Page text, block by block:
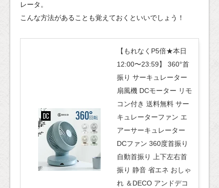
レータ。
こんな方法があることも覚えておくといいでしょう！
【もれなくP5倍★本日
12:00〜23:59】 360°首
振り サーキュレーター
扇風機 DCモーター リモ
コン付き 送料無料 サー
キュレーターファン エ
アーサーキュレーター
DCファン 360度首振り
自動首振り 上下左右首
振り 静音 省エネ おしゃ
れ ＆DECO アンドデコ